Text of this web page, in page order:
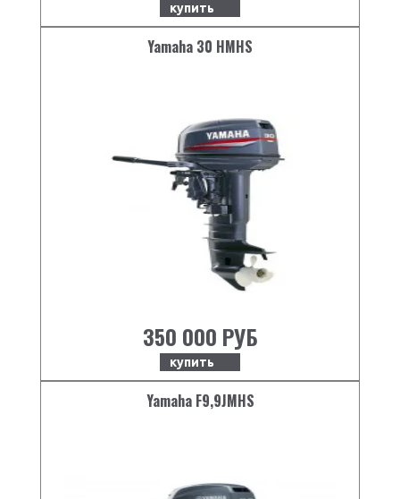
купить
Yamaha 30 HMHS
350 000 РУБ
купить
Yamaha F9,9JMHS